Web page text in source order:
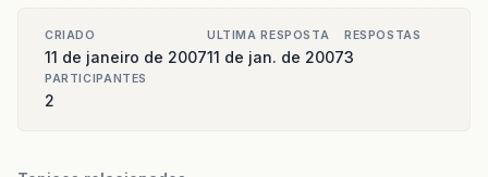
CRIADO
11 de janeiro de 2007
ULTIMA RESPOSTA
11 de jan. de 2007
RESPOSTAS
3
PARTICIPANTES
2